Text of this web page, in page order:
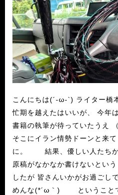
こんにちは(´-ω-`) ライター橋本です。 10
忙期を越えたはいいが、 今年
書籍の執筆が待っていたうえ
そこにイラン情勢ドーンと来
に。 結果、優しい人たちから順番に迷惑をかけ 他の
原稿がなかなか書けないとい
したが 皆さんいかがお過ごしでしょうか
めんな(*´ω｀) ということで 久々の更新になりました